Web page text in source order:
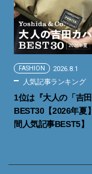
FASHION 2026.8.1
人気記事ランキング
1位は『大人の「吉田
BEST30【2026年夏
間人気記事BEST5】